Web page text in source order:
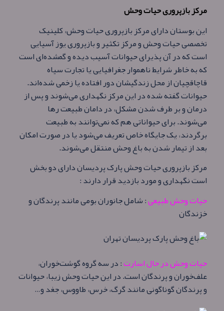
مرکز بازپروری حیات وحش
این بوستان دارای مرکز بازپروری حیات وحش، کلینیک
تخصصی حیات وحش و مرکز تکثیر و بازپروری یوز آسیایی
است که در آن پذیرای حیوانات آسیب‌ دیده و گمشده‌ای است
که به خاطر شرایط ناهموار جغرافیایی یا تجارت سیاه
قاچاقچیان از محل زندگیشان دور افتاده یا زخمی شده‌اند.
حیوانات گفته شده در این مرکز نگهداری می‌شوند و پس از
درمان و بر طرف شدن مشکل، در دامان طبیعت رها
می‌شوند. برای حیواناتی هم که نمی‌توانند به طبیعت
برگردند، یک جایگاه خاص تعریف می‌شود یا در صورت امکان
بعد از تیمار شدن به باغ وحش منتقل می‌شوند.
مرکز بازپروری حیات وحش پارک پردیسان دارای دو بخش
است نگهداری و مورد بازدید قرار دارند :
حیات وحش طبیعی: شامل جانوران بومی مانند پرندگان و
خزندگان
حیات وحش در حال اسارت: در سه گروه گوشت‌خوران،
علف‌خوران و پرندگان است. در این حیات وحش زیبا، حیوانات
و پرندگان گوناگونی مانند گرگ، خرس، طاووس، جغد و…